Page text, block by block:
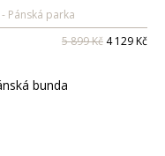
Pánská parka
5 899 Kč 4 129 Kč